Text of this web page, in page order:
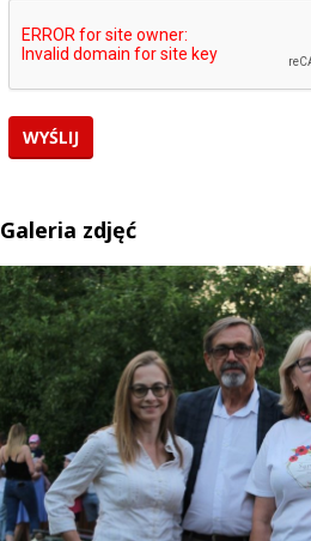
Galeria zdjęć